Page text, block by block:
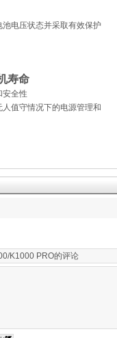
池电压状态并采取有效保护
寿命
安全性
值守情况下的电源管理和